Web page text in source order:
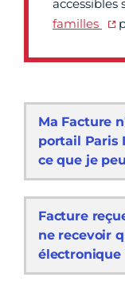
accessibles
familles
Ma Facture
portail Paris
ce que je
Facture
ne recevoir
électronique